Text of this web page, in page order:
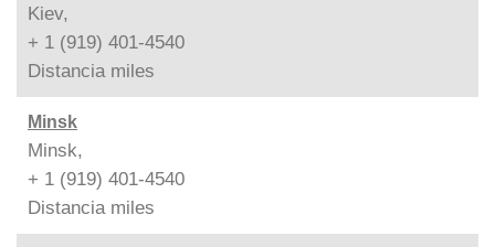
Kiev,
+ 1 (919) 401-4540
Distancia miles
Minsk
Minsk,
+ 1 (919) 401-4540
Distancia miles